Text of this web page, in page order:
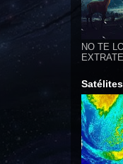
NO TE